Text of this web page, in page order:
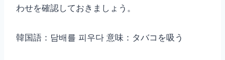
わせを確認しておきましょう。
韓国語：담배를 피우다 意味：タバコを吸う